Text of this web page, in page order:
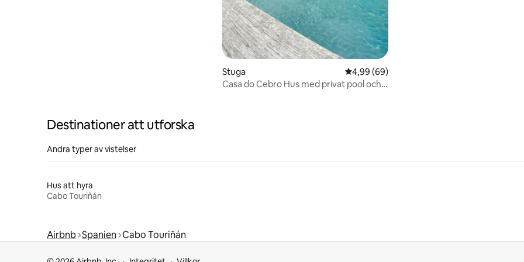
Stuga 4,99 av 5 i genomsnittligt betyg, 69
4,99 (69)
Casa do Cebro Hus med privat pool och
Destinationer att utforska
Andra typer av vistelser
Hus att hyra
Cabo Touriñán
Airbnb Spanien Cabo Touriñán